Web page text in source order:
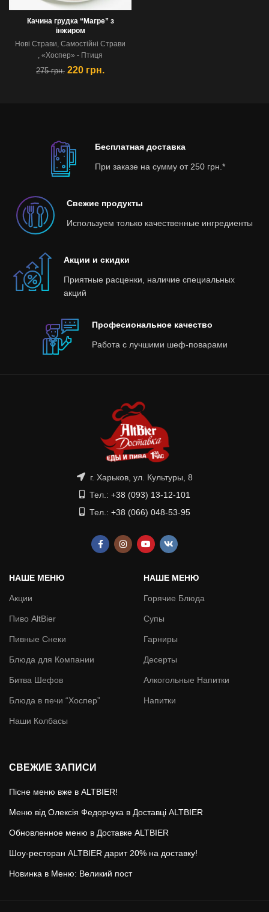
Качина грудка “Магре” з
інжиром
Новi Страви, Самостійні Страви
, «Хоспер» - Птиця
275грн. 220 грн.
Бесплатная доставка
При заказе на сумму от 250 грн.*
Свежие продукты
Используем только качественные ингредиенты
Акции и скидки
Приятные расценки, наличие специальных
акций
Професиональное качество
Работа с лучшими шеф-поварами
г. Харьков, ул. Культуры, 8
Тел.: +38 (093) 13-12-101
Тел.: +38 (066) 048-53-95
НАШЕ МЕНЮ
Акции
Пиво AltBier
Пивные Снеки
Блюда для Компании
Битва Шефов
Блюда в печи “Хоспер”
Наши Колбасы
НАШЕ МЕНЮ
Горячие Блюда
Супы
Гарниры
Десерты
Алкогольные Напитки
Напитки
СВЕЖИЕ ЗАПИСИ
Пісне меню вже в ALTBIER!
Меню від Олексія Федорчука в Доставці ALTBIER
Обновленное меню в Доставке ALTBIER
Шоу-ресторан ALTBIER дарит 20% на доставку!
Новинка в Меню: Великий пост